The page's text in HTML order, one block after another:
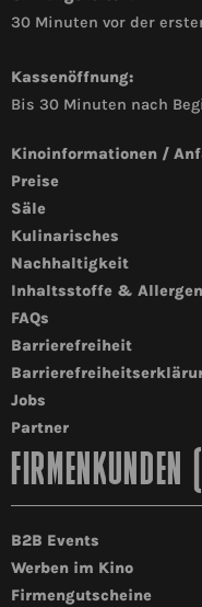
30 Minuten vor der
Kassenöffnung:
Bis 30 Minuten nach
Kinoinformationen /
Preise
Säle
Kulinarisches
Nachhaltigkeit
Inhaltsstoffe &
FAQs
Barrierefreiheit
Jobs
Partner
FIRMENKUNDEN
B2B Events
Werben im Kino
Firmengutscheine